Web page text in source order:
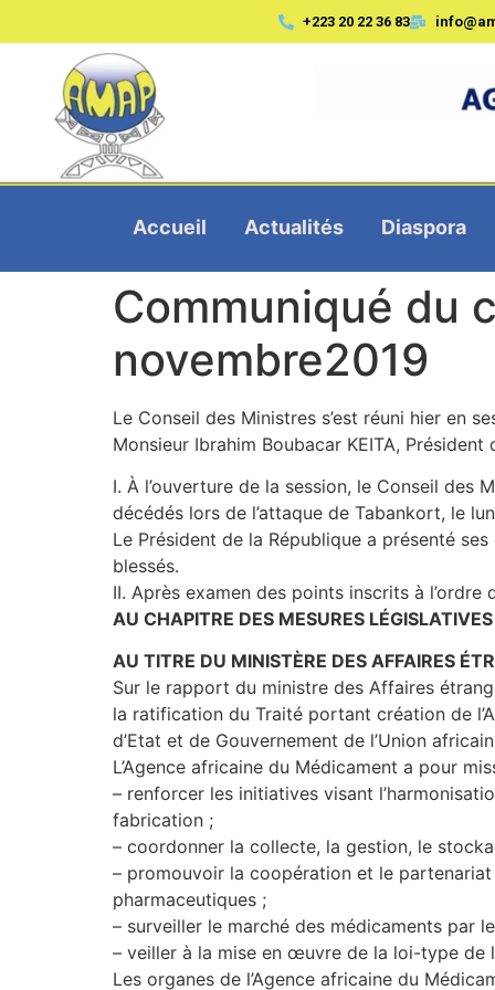
+223 20 22 36 83
Accueil Actualités Diaspora
Communiqué du
novembre2019
Le Conseil des Ministres s’est réuni hier en
Monsieur Ibrahim Boubacar KEITA, Président
I. À l’ouverture de la session, le Conseil des
décédés lors de l’attaque de Tabankort, le
Le Président de la République a présenté
blessés.
II. Après examen des points inscrits à
AU CHAPITRE DES MESURES
AU TITRE DU MINISTÈRE DES AFFAIRES
Sur le rapport du ministre des Affaires
la ratification du Traité portant création de
d’Etat et de Gouvernement de l’Union
L’Agence africaine du Médicament a pour
– renforcer les initiatives visant
fabrication ;
– coordonner la collecte, la gestion, le
– promouvoir la coopération et le
pharmaceutiques ;
– surveiller le marché des médicaments par
– veiller à la mise en œuvre de la loi-type de
Les organes de l’Agence africaine du